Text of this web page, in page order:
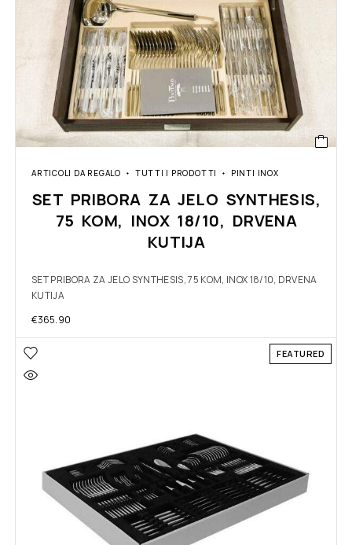
ARTICOLI DA REGALO TUTTI I PRODOTTI PINTI INOX
SET PRIBORA ZA JELO SYNTHESIS,
75 KOM, INOX 18/10, DRVENA
KUTIJA
SET PRIBORA ZA JELO SYNTHESIS, 75 KOM, INOX 18/10, DRVENA
KUTIJA
€365.90
FEATURED